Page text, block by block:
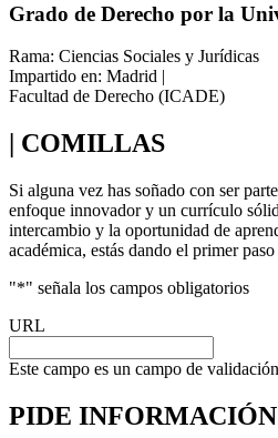
Grado de Derecho por la
Rama: Ciencias Sociales y Jurídicas
Impartido en: Madrid |
Facultad de Derecho (ICADE)
| COMILLAS
Si alguna vez has soñado con ser
enfoque innovador y un currículo
intercambio y la oportunidad de
académica, estás dando el primer
"*" señala los campos obligatorios
URL
Este campo es un campo de
PIDE INFORMACIÓN